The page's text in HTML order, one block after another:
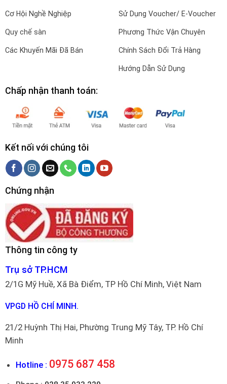
Cơ Hội Nghề Nghiệp
Quy chế sàn
Các Khuyến Mãi Đã Bán
Sử Dụng Voucher/ E-Voucher
Phương Thức Vận Chuyên
Chính Sách Đổi Trả Hàng
Hướng Dẫn Sử Dụng
Chấp nhận thanh toán:
Kết nối với chúng tôi
Chứng nhận
Thông tin công ty
Trụ sở TP.HCM
2/1G Mỹ Huề, Xã Bà Điểm, TP Hồ Chí Minh, Việt Nam
VPGD HỒ CHÍ MINH.
21/2 Huỳnh Thị Hai, Phường Trung Mỹ Tây, TP. Hồ Chí
Minh
Hotline : 0975 687 458